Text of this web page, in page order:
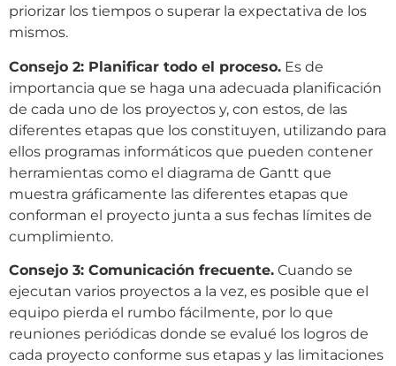
priorizar los tiempos o superar la expectativa de los
mismos.
Consejo 2: Planificar todo el proceso. Es de
importancia que se haga una adecuada planificación
de cada uno de los proyectos y, con estos, de las
diferentes etapas que los constituyen, utilizando para
ellos programas informáticos que pueden contener
herramientas como el diagrama de Gantt que
muestra gráficamente las diferentes etapas que
conforman el proyecto junta a sus fechas límites de
cumplimiento.
Consejo 3: Comunicación frecuente. Cuando se
ejecutan varios proyectos a la vez, es posible que el
equipo pierda el rumbo fácilmente, por lo que
reuniones periódicas donde se evalué los logros de
cada proyecto conforme sus etapas y las limitaciones